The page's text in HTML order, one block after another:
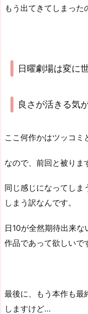
もう出てきてしまった
日曜劇場は変に
良さが活きる気
ここ何作かはツッコミ
なので、前回と被りま
同じ感じになってし
しまう訳なんです。
日10が全然期待出来
作品であって欲しいで
最後に、もう本作も最
しますけど…